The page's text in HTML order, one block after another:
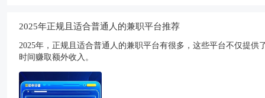
2025年正规且适合普通人的兼职平台推荐
2025年，正规且适合普通人的兼职平台有很多，这些平台不仅提
时间赚取额外收入。